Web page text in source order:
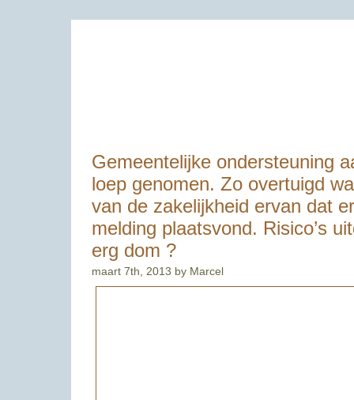
Gemeentelijke ondersteuning
loep genomen. Zo overtuigd
van de zakelijkheid ervan dat
melding plaatsvond. Risico’s
erg dom ?
maart 7th, 2013 by Marcel